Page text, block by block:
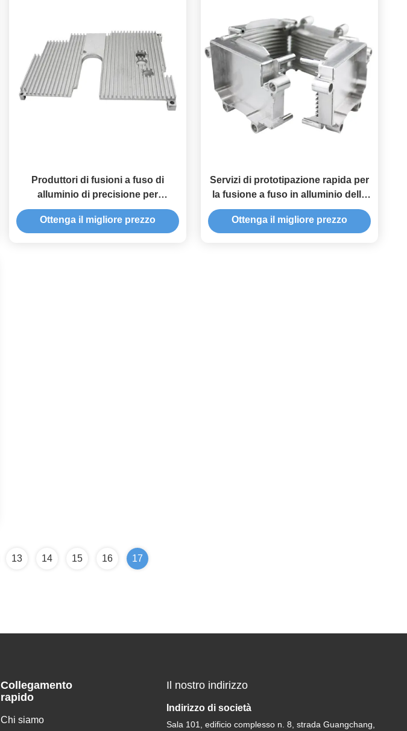
Produttori di fusioni a fuso di
alluminio di precisione per
l'automobile colore personalizzato
Ottenga il migliore prezzo
Servizi di prototipazione rapida per
la fusione a fuso in alluminio della
fabbrica CNC di Shenzhen
Ottenga il migliore prezzo
13 14 15 16 17
Collegamento
rapido
Chi siamo
Il nostro indirizzo
Indirizzo di società
Sala 101, edificio complesso n. 8, strada Guangchang,